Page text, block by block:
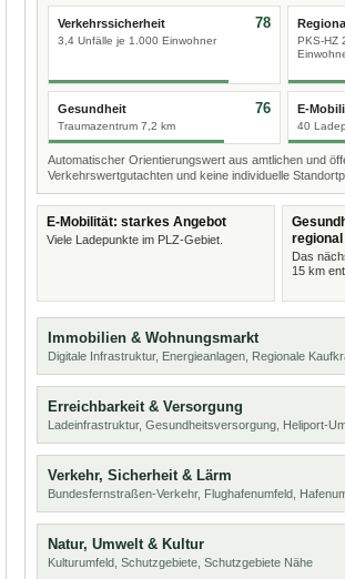
Verkehrssicherheit
3,4 Unfälle je 1.000 Einwohner
78
PKS-HZ
Gesundheit
Traumazentrum 7,2 km
76 E-
40
Automatischer Orientierungswert aus amtlichen und
Verkehrswertgutachten und keine individuelle
E-Mobilität: starkes Angebot
Viele Ladepunkte im PLZ-Gebiet.
Das
15 km
Immobilien & Wohnungsmarkt
Digitale Infrastruktur, Energieanlagen, Regionale
Erreichbarkeit & Versorgung
Ladeinfrastruktur, Gesundheitsversorgung, Heliport-
Verkehr, Sicherheit & Lärm
Bundesfernstraßen-Verkehr, Flughafenumfeld,
Natur, Umwelt & Kultur
Kulturumfeld, Schutzgebiete, Schutzgebiete Nähe